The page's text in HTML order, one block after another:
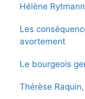
Hélène
Les
avortement
Le bourgeois
Thérèse